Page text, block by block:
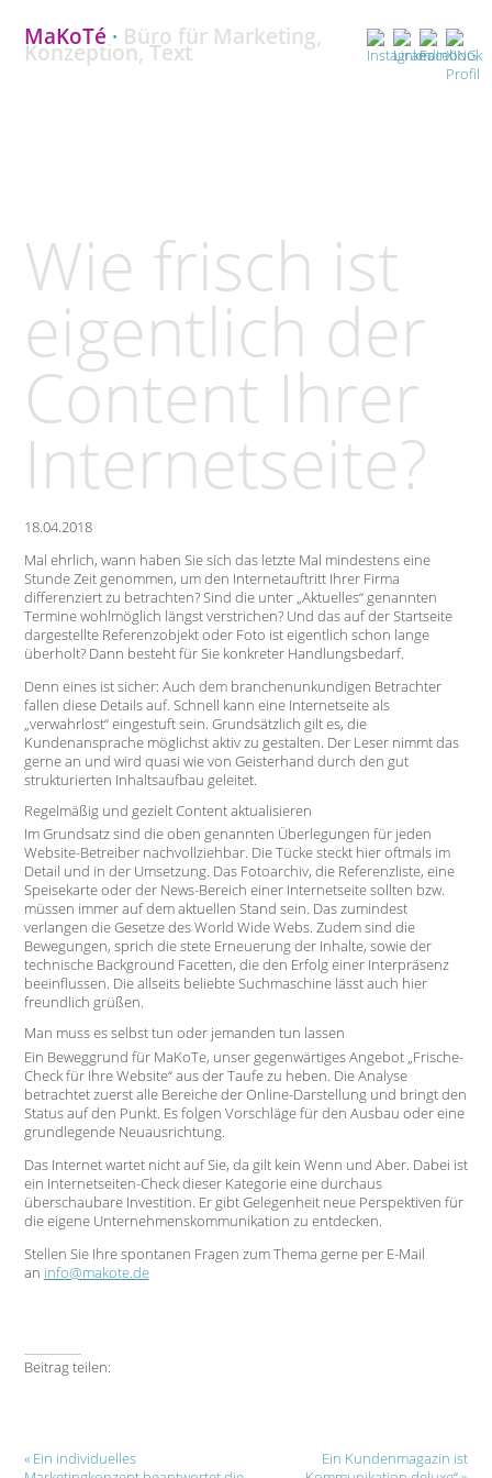
MaKoTé · Büro für Marketing,
Konzeption, Text
Wie frisch ist
eigentlich der
Content Ihrer
Internetseite?
18.04.2018
Mal ehrlich, wann haben Sie sich das letzte Mal mindestens eine
Stunde Zeit genommen, um den Internetauftritt Ihrer Firma
differenziert zu betrachten? Sind die unter „Aktuelles“ genannten
Termine wohlmöglich längst verstrichen? Und das auf der Startseite
dargestellte Referenzobjekt oder Foto ist eigentlich schon lange
überholt? Dann besteht für Sie konkreter Handlungsbedarf.
Denn eines ist sicher: Auch dem branchenunkundigen Betrachter
fallen diese Details auf. Schnell kann eine Internetseite als
„verwahrlost“ eingestuft sein. Grundsätzlich gilt es, die
Kundenansprache möglichst aktiv zu gestalten. Der Leser nimmt das
gerne an und wird quasi wie von Geisterhand durch den gut
strukturierten Inhaltsaufbau geleitet.
Regelmäßig und gezielt Content aktualisieren
Im Grundsatz sind die oben genannten Überlegungen für jeden
Website-Betreiber nachvollziehbar. Die Tücke steckt hier oftmals im
Detail und in der Umsetzung. Das Fotoarchiv, die Referenzliste, eine
Speisekarte oder der News-Bereich einer Internetseite sollten bzw.
müssen immer auf dem aktuellen Stand sein. Das zumindest
verlangen die Gesetze des World Wide Webs. Zudem sind die
Bewegungen, sprich die stete Erneuerung der Inhalte, sowie der
technische Background Facetten, die den Erfolg einer Interpräsenz
beeinflussen. Die allseits beliebte Suchmaschine lässt auch hier
freundlich grüßen.
Man muss es selbst tun oder jemanden tun lassen
Ein Beweggrund für MaKoTe, unser gegenwärtiges Angebot „Frische-
Check für Ihre Website“ aus der Taufe zu heben. Die Analyse
betrachtet zuerst alle Bereiche der Online-Darstellung und bringt den
Status auf den Punkt. Es folgen Vorschläge für den Ausbau oder eine
grundlegende Neuausrichtung.
Das Internet wartet nicht auf Sie, da gilt kein Wenn und Aber. Dabei ist
ein Internetseiten-Check dieser Kategorie eine durchaus
überschaubare Investition. Er gibt Gelegenheit neue Perspektiven für
die eigene Unternehmenskommunikation zu entdecken.
Stellen Sie Ihre spontanen Fragen zum Thema gerne per E-Mail
an info@makote.de
Beitrag teilen:
Ein individuelles
Ein Kundenmagazin ist